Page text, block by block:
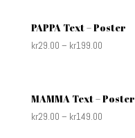
PAPPA Text – Poster
kr29.00 – kr199.00
MAMMA Text – Poster
kr29.00 – kr149.00